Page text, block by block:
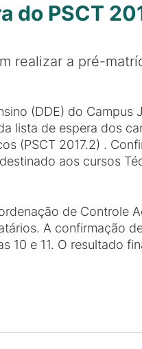
do PSCT
realizar a pré-
(DDE) do Campus
lista de espera dos
(PSCT 2017.2) .
aos cursos
de Controle
A confirmação
e 11. O resultado